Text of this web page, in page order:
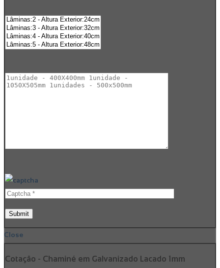
Close
Cotação - Chaminé em Galvanizado Lacado 1mm